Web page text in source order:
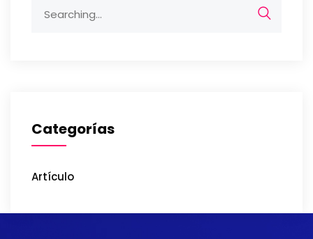
Categorías
Artículo